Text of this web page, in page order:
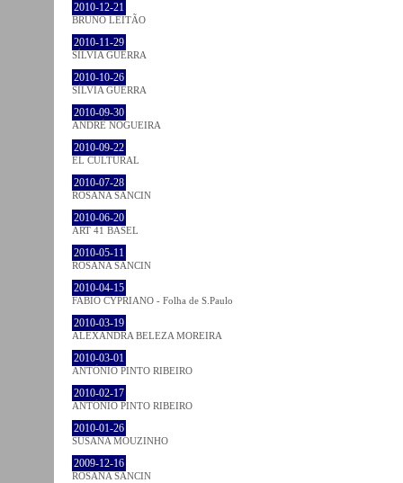
2010-12-21
BRUNO LEITÃO
2010-11-29
SÍLVIA GUERRA
2010-10-26
SÍLVIA GUERRA
2010-09-30
ANDRÉ NOGUEIRA
2010-09-22
EL CULTURAL
2010-07-28
ROSANA SANCIN
2010-06-20
ART 41 BASEL
2010-05-11
ROSANA SANCIN
2010-04-15
FABIO CYPRIANO - Folha de S.Paulo
2010-03-19
ALEXANDRA BELEZA MOREIRA
2010-03-01
ANTÓNIO PINTO RIBEIRO
2010-02-17
ANTÓNIO PINTO RIBEIRO
2010-01-26
SUSANA MOUZINHO
2009-12-16
ROSANA SANCIN